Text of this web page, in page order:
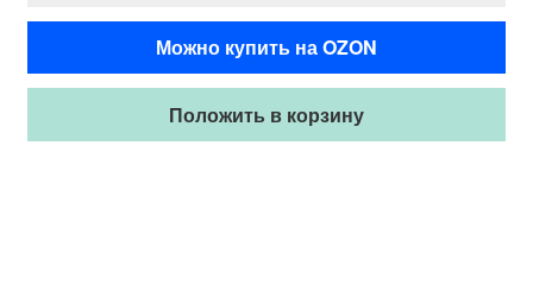
Можно купить на OZON
Положить в корзину